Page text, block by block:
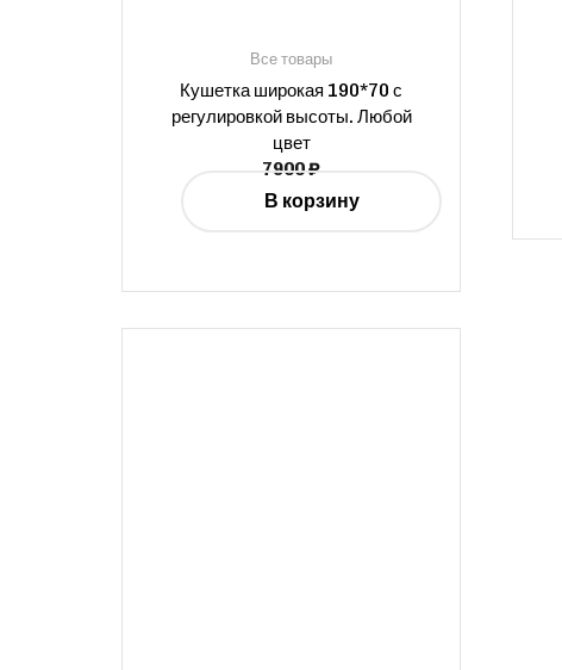
Все товары
Кушетка широкая 190*70 с
регулировкой высоты. Любой
цвет
7900₽
В корзину